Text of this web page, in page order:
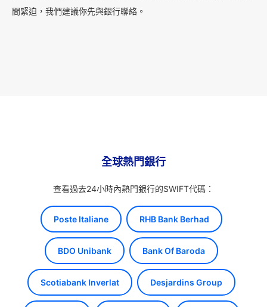
間緊迫，我們建議你先與銀行聯絡。
全球熱門銀行
查看過去24小時內熱門銀行的SWIFT代碼：
Poste Italiane RHB Bank Berhad
BDO Unibank Bank Of Baroda
Scotiabank Inverlat Desjardins Group